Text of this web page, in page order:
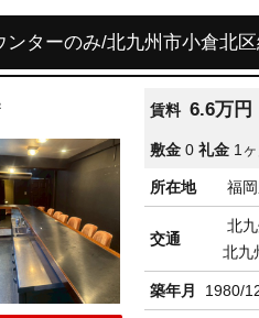
ンターのみ/北九州市小倉北
賃料 6.6万円
敷金 0 礼金 1ヶ
所在地 福
交通
北
北九
築年月 1980/